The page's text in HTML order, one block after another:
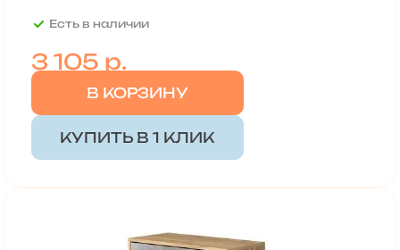
Есть в наличии
3 105 р.
В КОРЗИНУ
КУПИТЬ В 1 КЛИК